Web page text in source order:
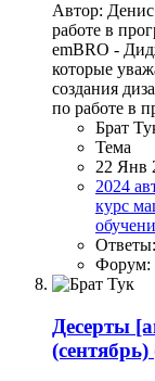
Автор:
работе в
emBRO -
которые
создания
по работе в
Брат
Тема
22 Янв
2024
курс
Форум:
Десерты
(сентябрь)